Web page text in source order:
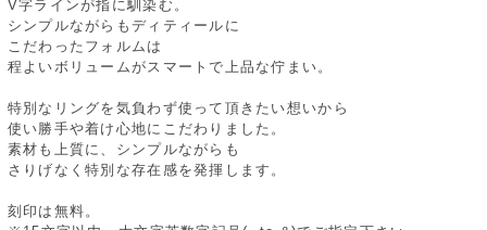
V字ラインが指に馴染む。
シンプルながらもディティールに
こだわったフォルムは
程よいボリュームがスマートで上品な佇まい。
特別なリングを気負わず使って頂きたい想いから
使い勝手や着け心地にこだわりました。
素材も上質に、シンプルながらも
さりげなく特別な存在感を発揮します。
刻印は無料。